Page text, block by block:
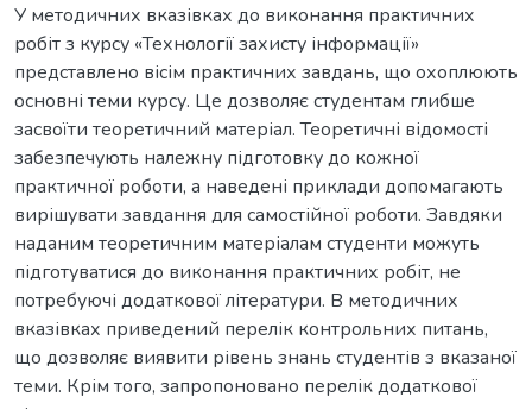
У методичних вказівках до виконання практичних
робіт з курсу «Технології захисту інформації»
представлено вісім практичних завдань, що охоплюють
основні теми курсу. Це дозволяє студентам глибше
засвоїти теоретичний матеріал. Теоретичні відомості
забезпечують належну підготовку до кожної
практичної роботи, а наведені приклади допомагають
вирішувати завдання для самостійної роботи. Завдяки
наданим теоретичним матеріалам студенти можуть
підготуватися до виконання практичних робіт, не
потребуючі додаткової літератури. В методичних
вказівках приведений перелік контрольних питань,
що дозволяє виявити рівень знань студентів з вказаної
теми. Крім того, запропоновано перелік додаткової